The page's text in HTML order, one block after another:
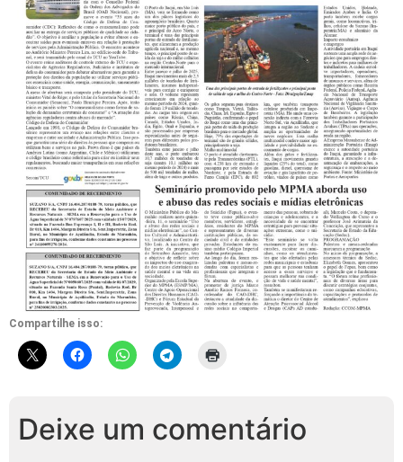
Compartilhe isso:
Deixe um comentário